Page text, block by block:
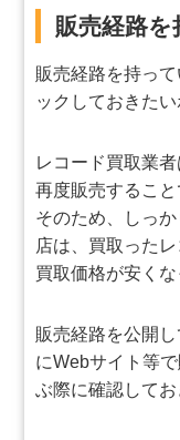
販売経路
販売経路を持っ
ックしておきたい
レコード買取業
再度販売すること
そのため、しっ
店は、買取った
買取価格が安く
販売経路を公開
にWebサイト等
ぶ際に確認してお